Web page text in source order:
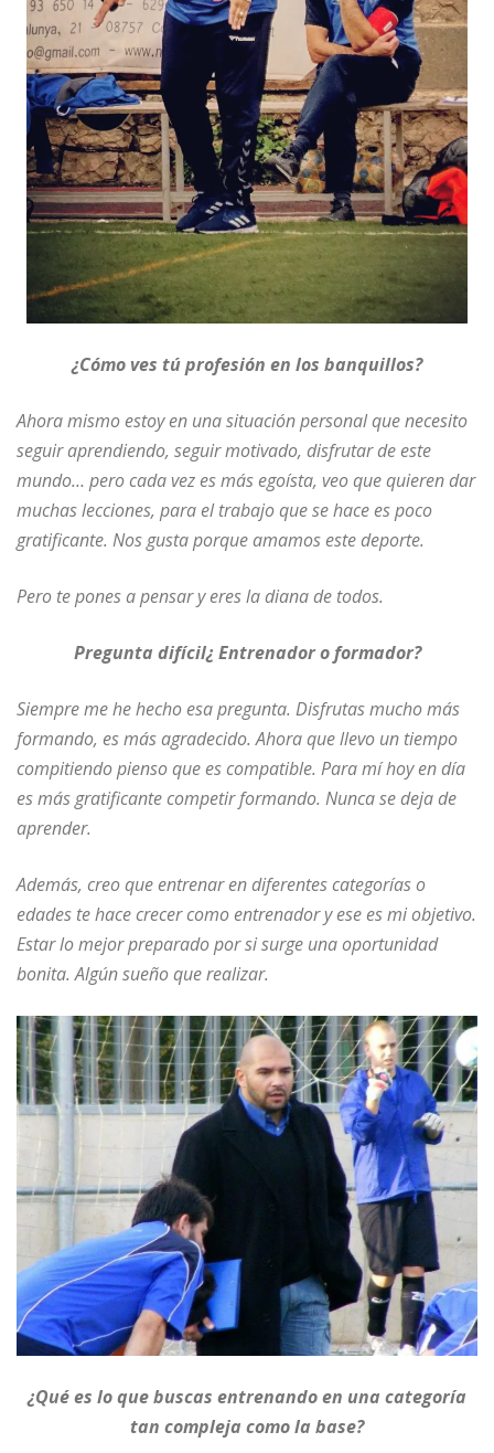
¿Cómo ves tú profesión en los banquillos?
Ahora mismo estoy en una situación personal que necesito
seguir aprendiendo, seguir motivado, disfrutar de este
mundo… pero cada vez es más egoísta, veo que quieren dar
muchas lecciones, para el trabajo que se hace es poco
gratificante. Nos gusta porque amamos este deporte.
Pero te pones a pensar y eres ladiana de todos.
Pregunta difícil¿ Entrenador o formador?
Siempre me he hecho esa pregunta. Disfrutas mucho más
formando, es más agradecido. Ahora que llevo un tiempo
compitiendo pienso que es compatible. Para mí hoy en día
es más gratificante competir formando. Nunca se deja de
aprender.
Además, creo que entrenar en diferentes categorías o
edades te hace crecer como entrenador y ese es mi objetivo.
Estar lo mejor preparado por si surge una oportunidad
bonita. Algún sueño que realizar.
¿Qué es lo que buscas entrenando en una categoría
tan compleja como la base?